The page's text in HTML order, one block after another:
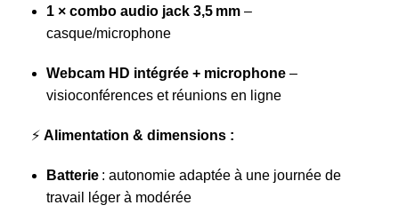
1 × combo audio jack 3,5 mm –
casque/microphone
Webcam HD intégrée + microphone –
visioconférences et réunions en ligne
⚡ Alimentation & dimensions :
Batterie : autonomie adaptée à une journée de
travail léger à modérée